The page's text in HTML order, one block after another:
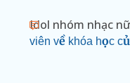
Idol nhóm nhạc
viên về khóa học